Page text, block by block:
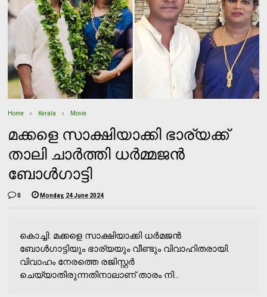
Home Kerala Movie
മക്കളെ സാക്ഷിയാക്കി ഭാര്യക്ക്
താലി ചാര്‍ത്തി ധര്‍മ്മജന്‍
ബോള്‍ഗാട്ടി
0 Monday, 24 June 2024
കൊച്ചി: മക്കളെ സാക്ഷിയാക്കി ധര്‍മജന്‍
ബോള്‍ഗാട്ടിയും ഭാര്യയും വീണ്ടും വിവാഹിതരായി.
വിവാഹം നേരത്തെ രജിസ്റ്റര്‍
ചെയ്യാതിരുന്നതിനാലാണ് താരം നി...